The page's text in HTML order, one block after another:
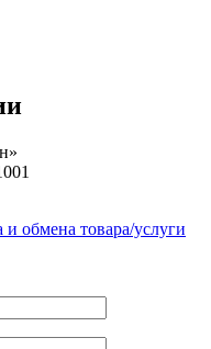
обмена товара/услуги